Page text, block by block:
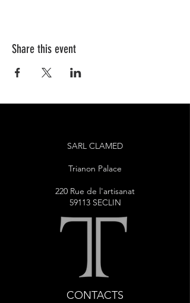
Share this event
SARL CLAMED
Trianon Palace
220 Rue de l'artisanat
59113 SECLIN
CONTACTS